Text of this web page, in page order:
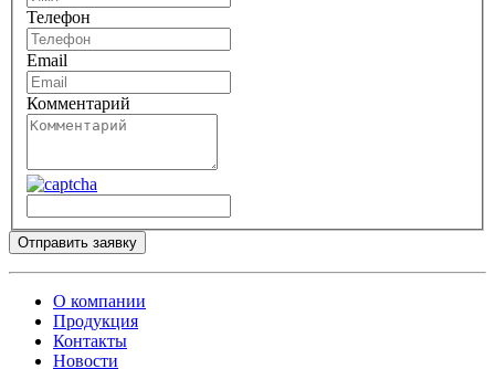
Телефон
Email
Комментарий
Отправить заявку
О компании
Продукция
Контакты
Новости